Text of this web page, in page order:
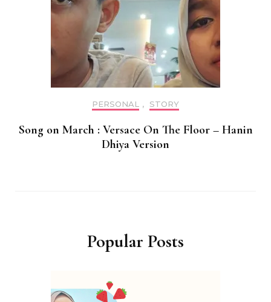
PERSONAL , STORY
Song on March : Versace On The Floor – Hanin
Dhiya Version
Popular Posts